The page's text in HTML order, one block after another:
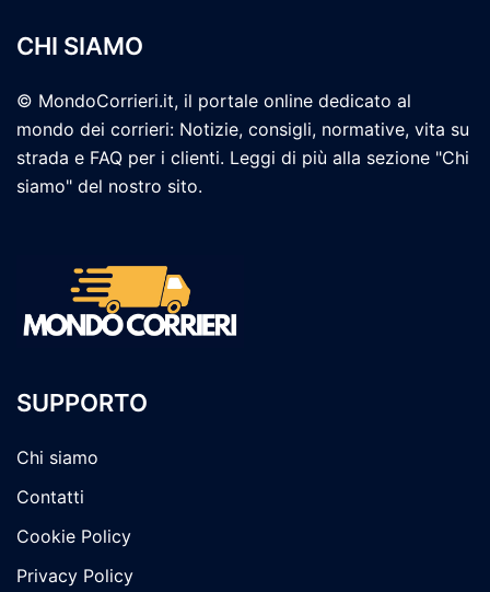
CHI SIAMO
© MondoCorrieri.it, il portale online dedicato al
mondo dei corrieri: Notizie, consigli, normative, vita su
strada e FAQ per i clienti. Leggi di più alla sezione "Chi
siamo" del nostro sito.
SUPPORTO
Chi siamo
Contatti
Cookie Policy
Privacy Policy